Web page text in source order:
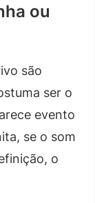
ou
são
ser o
evento
se o som
o